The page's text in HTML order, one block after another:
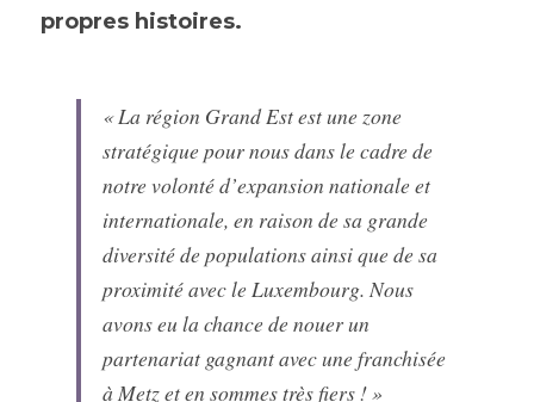
propres histoires.
« La région Grand Est est une zone
stratégique pour nous dans le cadre de
notre volonté d’expansion nationale et
internationale, en raison de sa grande
diversité de populations ainsi que de sa
proximité avec le Luxembourg. Nous
avons eu la chance de nouer un
partenariat gagnant avec une franchisée
à Metz et en sommes très fiers ! »